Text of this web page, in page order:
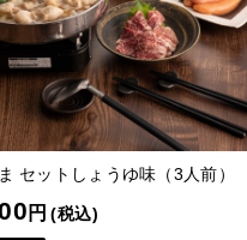
セットしょうゆ味（3人前）
円 (税込)